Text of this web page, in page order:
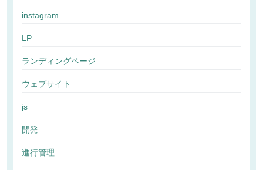
instagram
LP
ランディングページ
ウェブサイト
js
開発
進行管理